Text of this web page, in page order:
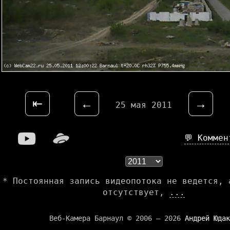
⇤ ← 25 мая 2011 →
💬
* Постоянная запись видеопотока не ведется,
отсутствует,
...
Веб-Камера Барнаул © 2006 — 2026 Андрей